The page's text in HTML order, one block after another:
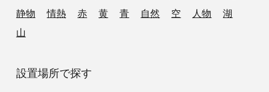
静物
情熱 赤 黄 青 自然 空 人物
湖
山
設置場所で探す